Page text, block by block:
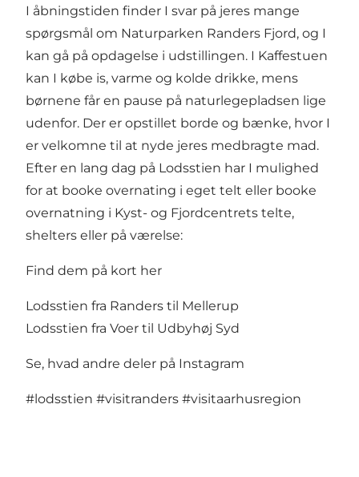
I åbningstiden finder I svar på jeres mange
spørgsmål om Naturparken Randers Fjord, og I
kan gå på opdagelse i udstillingen. I Kaffestuen
kan I købe is, varme og kolde drikke, mens
børnene får en pause på naturlegepladsen lige
udenfor. Der er opstillet borde og bænke, hvor I
er velkomne til at nyde jeres medbragte mad.
Efter en lang dag på Lodsstien har I mulighed
for at booke overnating i eget telt eller booke
overnatning i Kyst- og Fjordcentrets telte,
shelters eller på værelse:
Find dem på kort her
Lodsstien fra Randers til Mellerup
Lodsstien fra Voer til Udbyhøj Syd
Se, hvad andre deler på Instagram
#lodsstien #visitranders #visitaarhusregion